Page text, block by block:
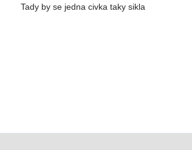
Tady by se jedna civka taky sikla